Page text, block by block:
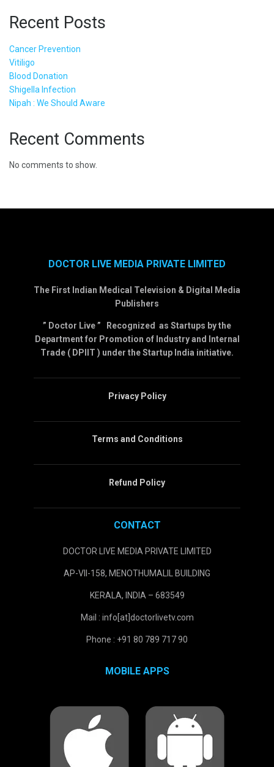
Recent Posts
Cancer Prevention
Vitiligo
Blood Donation
Shigella Infection
Nipah : We Should Aware
Recent Comments
No comments to show.
DOCTOR LIVE MEDIA PRIVATE LIMITED
The First Indian Medical Television & Digital Media
Publishers
” Doctor Live ” Recognized as Startups by the
Department for Promotion of Industry and Internal
Trade ( DPIIT ) under the Startup India initiative.
Privacy Policy
Terms and Conditions
Refund Policy
CONTACT
DOCTOR LIVE MEDIA PRIVATE LIMITED
AP-VII-158, MENOTHUMALIL BUILDING
KERALA, INDIA – 683549
Mail : info[at]doctorlivetv.com
Phone : +91 80 789 717 90
MOBILE APPS